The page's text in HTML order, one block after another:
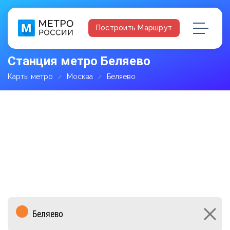
Построить Маршрут
Станция метро Беляево
Карты метро Москва Беляево